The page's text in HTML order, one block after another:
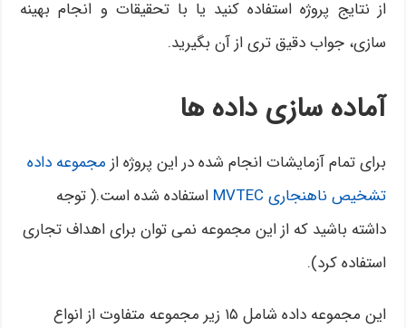
از نتایج پروژه استفاده کنید یا با تحقیقات و انجام بهینه
سازی، جواب دقیق تری از آن بگیرید.
آماده سازی داده ها
برای تمام آزمایشات انجام شده در این پروژه از مجموعه داده
تشخیص ناهنجاری MVTEC
استفاده شده است.( توجه
داشته باشید که از این مجموعه نمی توان برای اهداف تجاری
استفاده کرد).
این مجموعه داده شامل ۱۵ زیر مجموعه متفاوت از انواع